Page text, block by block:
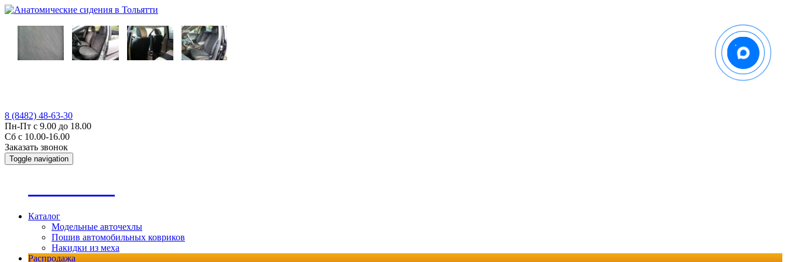
8 (8482) 48-63-30
Пн-Пт с 9.00 до 18.00
Сб с 10.00-16.00
Заказать звонок
Toggle navigation
Каталог
Модельные авточехлы
Пошив автомобильных ковриков
Накидки из меха
Распродажа